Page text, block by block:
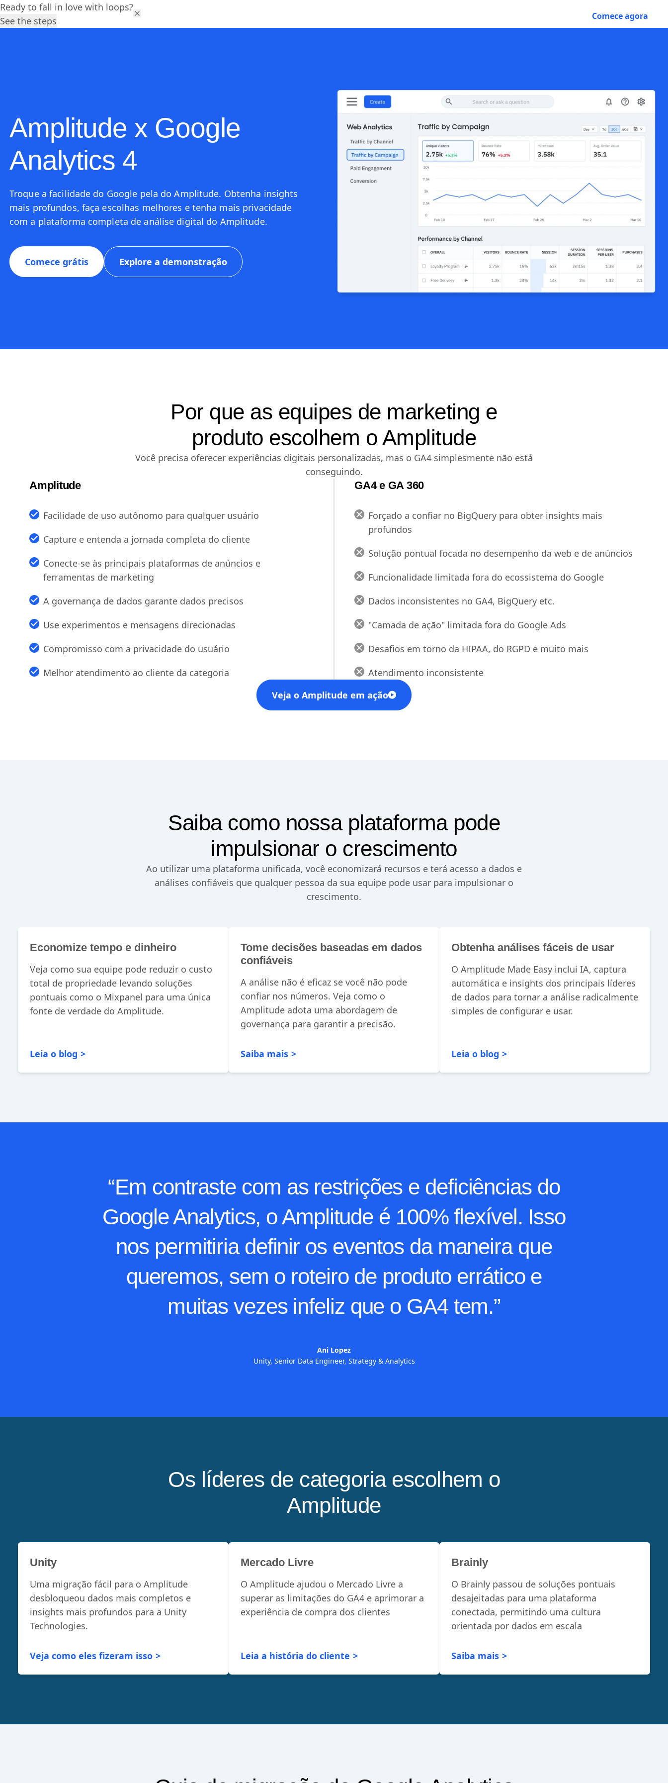
Plataforma Comece agora
Amplitude x Google
Analytics 4
Troque a facilidade do Google pela do Amplitude. Obtenha insights
mais profundos, faça escolhas melhores e tenha mais privacidade
com a plataforma completa de análise digital do Amplitude.
Comece grátis Explore a demonstração
Por que as equipes de marketing e
produto escolhem o Amplitude
Você precisa oferecer experiências digitais personalizadas, mas o GA4 simplesmente não está
conseguindo.
Amplitude
Facilidade de uso autônomo para qualquer usuário
Capture e entenda a jornada completa do cliente
Conecte-se às principais plataformas de anúncios e
ferramentas de marketing
A governança de dados garante dados precisos
Use experimentos e mensagens direcionadas
Compromisso com a privacidade do usuário
Melhor atendimento ao cliente da categoria
GA4 e GA 360
Forçado a confiar no BigQuery para obter insights mais
profundos
Solução pontual focada no desempenho da web e de anúncios
Funcionalidade limitada fora do ecossistema do Google
Dados inconsistentes no GA4, BigQuery etc.
"Camada de ação" limitada fora do Google Ads
Desafios em torno da HIPAA, do RGPD e muito mais
Atendimento inconsistente
Veja o Amplitude em ação
Saiba como nossa plataforma pode
impulsionar o crescimento
Ao utilizar uma plataforma unificada, você economizará recursos e terá acesso a dados e
análises confiáveis que qualquer pessoa da sua equipe pode usar para impulsionar o
crescimento.
Economize tempo e dinheiro
Veja como sua equipe pode reduzir o custo
total de propriedade levando soluções
pontuais como o Mixpanel para uma única
fonte de verdade do Amplitude.
Leia o blog
Tome decisões baseadas em dados
confiáveis
A análise não é eficaz se você não pode
confiar nos números. Veja como o
Amplitude adota uma abordagem de
governança para garantir a precisão.
Saiba mais
Obtenha análises fáceis de usar
O Amplitude Made Easy inclui IA, captura
automática e insights dos principais líderes
de dados para tornar a análise radicalmente
simples de configurar e usar.
Leia o blog
“Em contraste com as restrições e deficiências do
Google Analytics, o Amplitude é 100% flexível. Isso
nos permitiria definir os eventos da maneira que
queremos, sem o roteiro de produto errático e
muitas vezes infeliz que o GA4 tem.”
Ani Lopez
Unity, Senior Data Engineer, Strategy & Analytics
Os líderes de categoria escolhem o
Amplitude
Unity
Uma migração fácil para o Amplitude
desbloqueou dados mais completos e
insights mais profundos para a Unity
Technologies.
Veja como eles fizeram isso
Mercado Livre
O Amplitude ajudou o Mercado Livre a
superar as limitações do GA4 e aprimorar a
experiência de compra dos clientes
Leia a história do cliente
Brainly
O Brainly passou de soluções pontuais
desajeitadas para uma plataforma
conectada, permitindo uma cultura
orientada por dados em escala
Saiba mais
Ready to fall in love with loops?
See the steps